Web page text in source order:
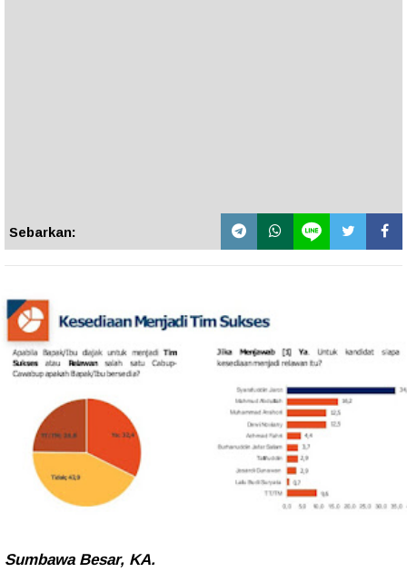
Sebarkan:
Sumbawa Besar, KA.